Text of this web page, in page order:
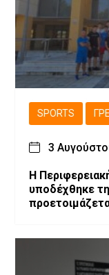
SPORTS
3
Η
υποδέχθηκε